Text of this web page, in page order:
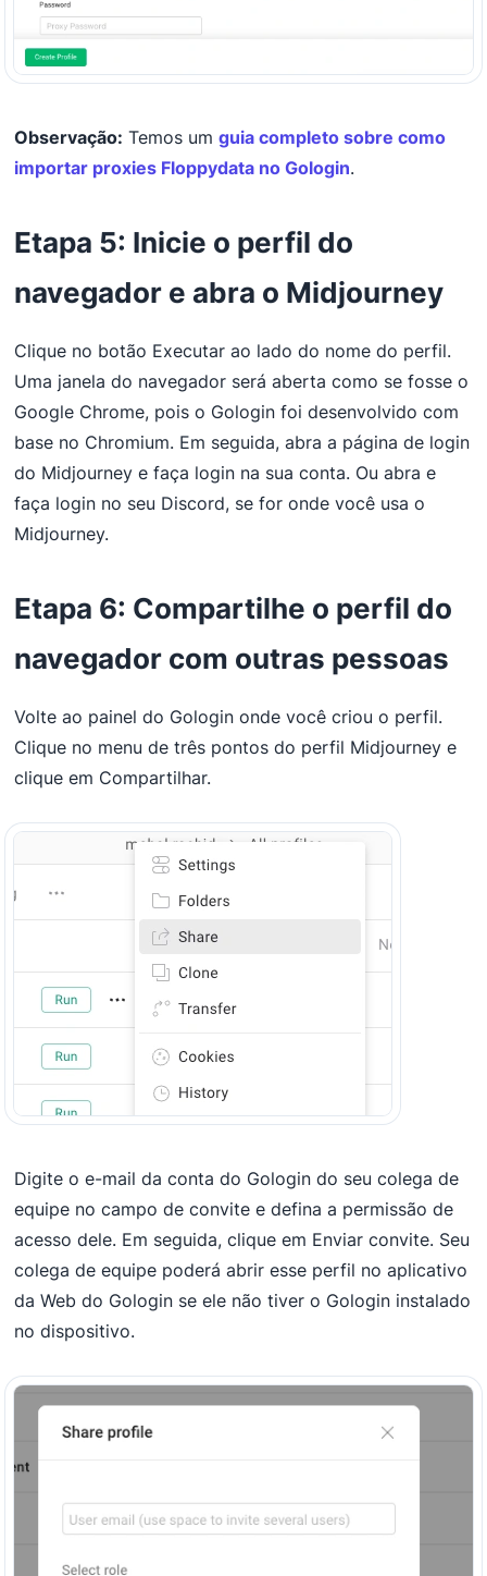
Observação: Temos umguia completo sobre como
importar proxies Floppydata no Gologin.
Etapa 5: Inicie o perfil do
navegador e abra o Midjourney
Clique no botão Executar ao lado do nome do perfil.
Uma janela do navegador será aberta como se fosse o
Google Chrome, pois o Gologin foi desenvolvido com
base no Chromium. Em seguida, abra a página de login
do Midjourney e faça login na sua conta. Ou abra e
faça login no seu Discord, se for onde você usa o
Midjourney.
Etapa 6: Compartilhe o perfil do
navegador com outras pessoas
Volte ao painel do Gologin onde você criou o perfil.
Clique no menu de três pontos do perfil Midjourney e
clique em Compartilhar.
Digite o e-mail da conta do Gologin do seu colega de
equipe no campo de convite e defina a permissão de
acesso dele. Em seguida, clique em Enviar convite. Seu
colega de equipe poderá abrir esse perfil no aplicativo
da Web do Gologin se ele não tiver o Gologin instalado
no dispositivo.